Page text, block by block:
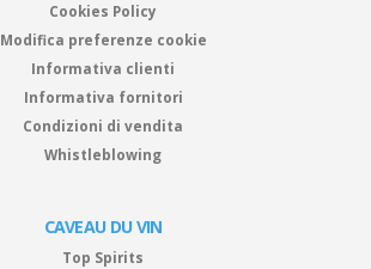
Cookies Policy
Modifica preferenze cookie
Informativa clienti
Informativa fornitori
Condizioni di vendita
Whistleblowing
CAVEAU DU VIN
Top Spirits